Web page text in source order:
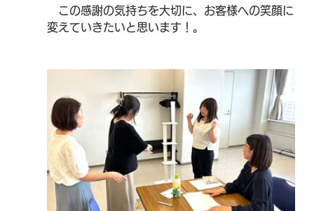
この感謝の気持ちを大切に、お客様への笑顔に
変えていきたいと思います！ 。